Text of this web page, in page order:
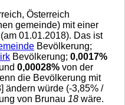
Österreich
gemeinde) mit einer
(am 01.01.2018). Das ist
Bevölkerung;
Bevölkerung; 0,0017%
0,00028% von der
die Bevölkerung mit
ändern würde (-3,85% /
von Brunau 18 wäre.